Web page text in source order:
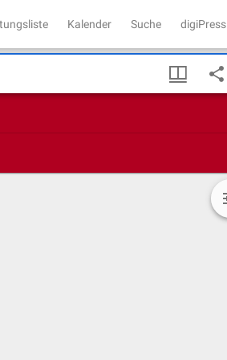
Kalender Suche digiPress